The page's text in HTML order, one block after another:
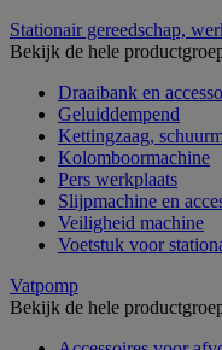
Stationair gereedschap,
Bekijk de hele
Draaibank en
Geluiddempend
Kettingzaag,
Kolomboormachine
Pers werkplaats
Slijpmachine en
Veiligheid machine
Voetstuk voor
Vatpomp
Bekijk de hele